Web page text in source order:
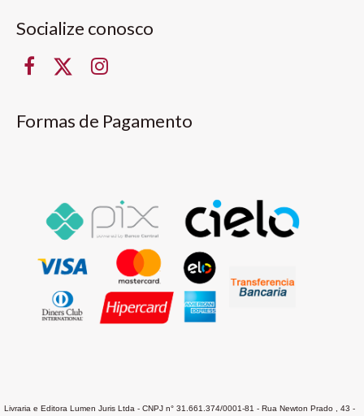
Socialize conosco
Formas de Pagamento
Livraria e Editora Lumen Juris Ltda - CNPJ n° 31.661.374/0001-81 - Rua Newton Prado , 43 -